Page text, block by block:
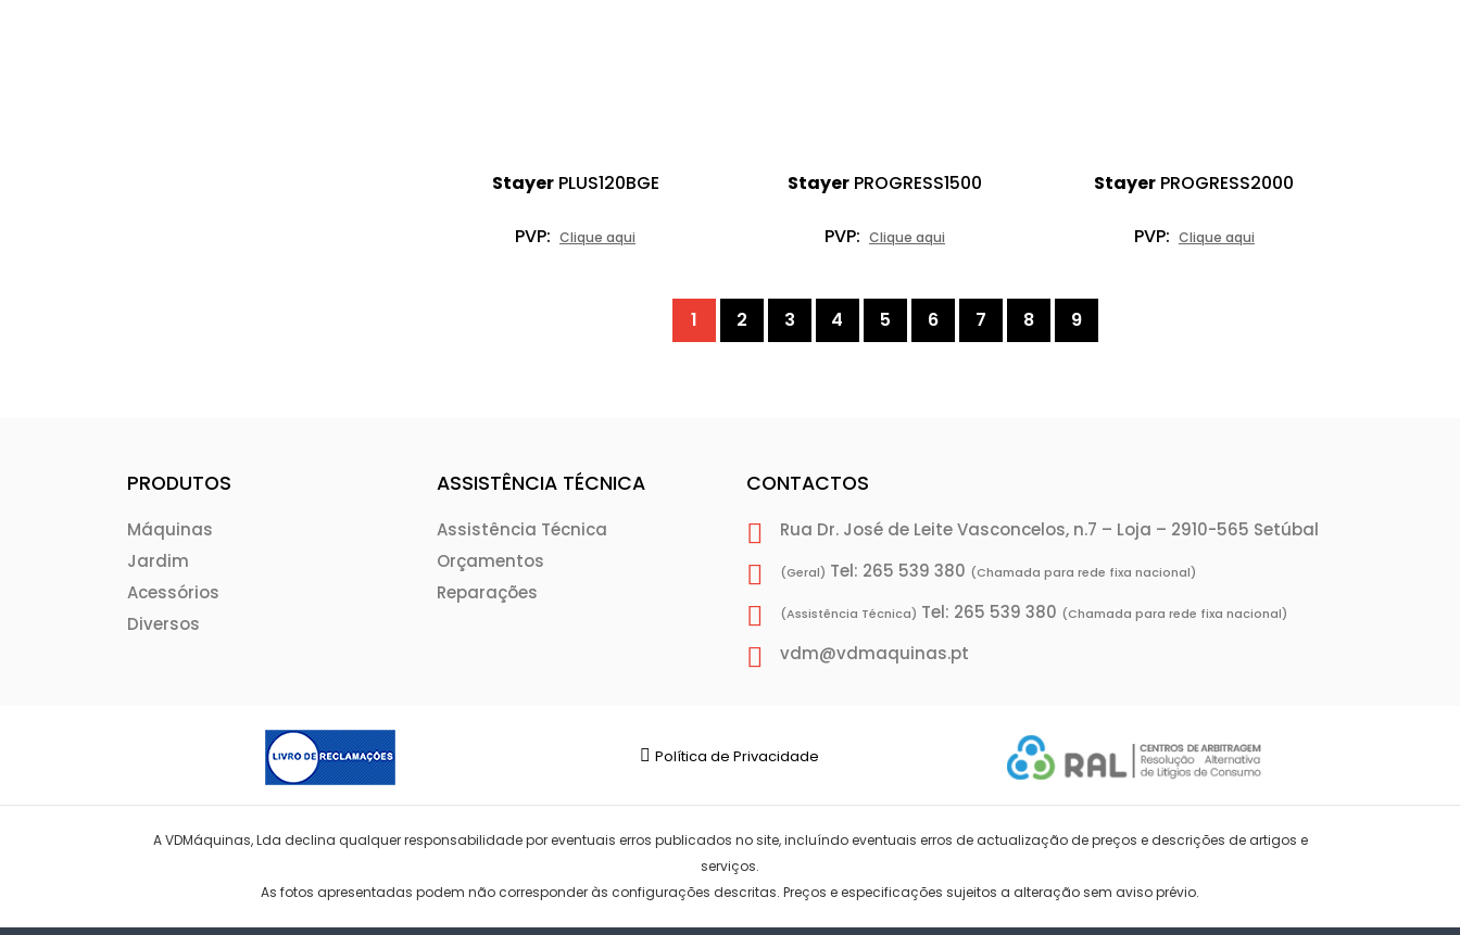
StayerPLUS120BGE
PVP: Clique aqui
StayerPROGRESS1500
PVP: Clique aqui
Stayer PROGRESS2000
PVP: Clique aqui
1 2 3 4 5 6 7 8 9
CONTACTOS
Rua Dr. José de Leite Vasconcelos, n.7 – Loja – 2910-565 Setúbal
(Geral) Tel: 265 539 380 (Chamada para rede fixa nacional)
(Assistência Técnica) Tel: 265 539 380 (Chamada para rede fixa nacional)
vdm@vdmaquinas.pt
PRODUTOS
Máquinas
Jardim
Acessórios
Diversos
ASSISTÊNCIA TÉCNICA
Assistência Técnica
Orçamentos
Reparações
Política de Privacidade
A VDMáquinas, Lda declina qualquer responsabilidade por eventuais erros publicados no site, incluíndo eventuais erros de actualização de preços e descrições de artigos e
serviços.
As fotos apresentadas podem não corresponder às configurações descritas. Preços e especificações sujeitos a alteração sem aviso prévio.